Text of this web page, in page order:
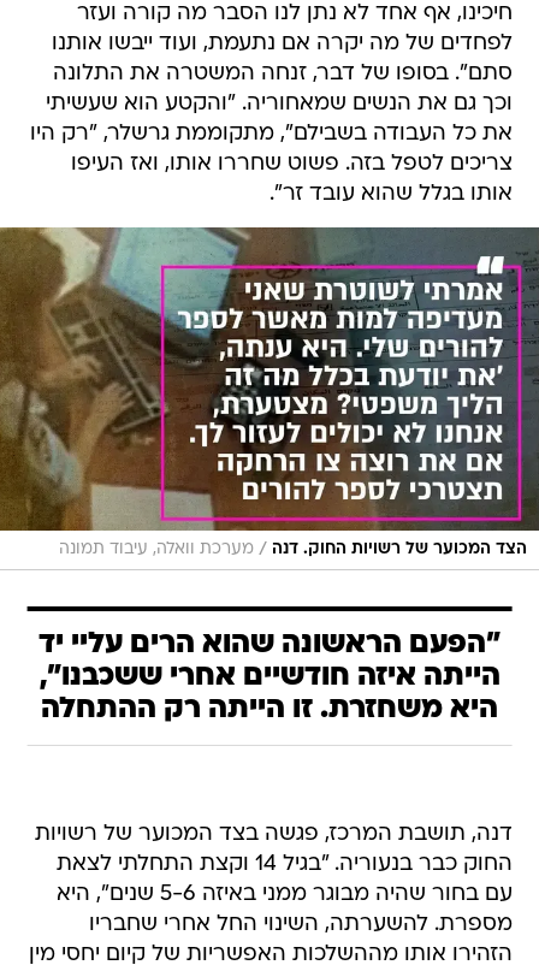
חיכינו, אף אחד לא נתן לנו הסבר מה קורה ועזר
לפחדים של מה יקרה אם נתעמת, ועוד ייבשו אותנו
סתם". בסופו של דבר, זנחה המשטרה את התלונה
וכך גם את הנשים שמאחוריה. "והקטע הוא שעשיתי
את כל העבודה בשבילם", מתקוממת גרשלר, "רק היו
צריכים לטפל בזה. פשוט שחררו אותו, ואז העיפו
אותו בגלל שהוא עובד זר".
הצד המכוער של רשויות החוק. דנה / מערכת וואלה, עיבוד תמונה
"הפעם הראשונה שהוא הרים עליי יד
הייתה איזה חודשיים אחרי ששכבנו",
היא משחזרת. זו הייתה רק ההתחלה
דנה, תושבת המרכז, פגשה בצד המכוער של רשויות
החוק כבר בנעוריה. "בגיל 14 וקצת התחלתי לצאת
עם בחור שהיה מבוגר ממני באיזה 5-6 שנים", היא
מספרת. להשערתה, השינוי החל אחרי שחבריו
הזהירו אותו מההשלכות האפשריות של קיום יחסי מין